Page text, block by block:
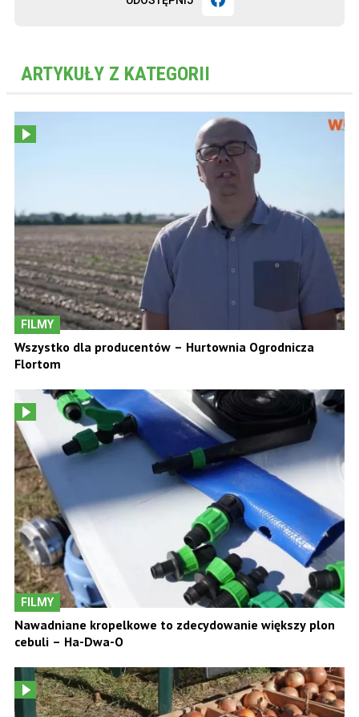
ARTYKUŁY Z KATEGORII
FILMY
Wszystko dla producentów – Hurtownia Ogrodnicza
Flortom
FILMY
Nawadniane kropelkowe to zdecydowanie większy plon
cebuli – Ha-Dwa-O